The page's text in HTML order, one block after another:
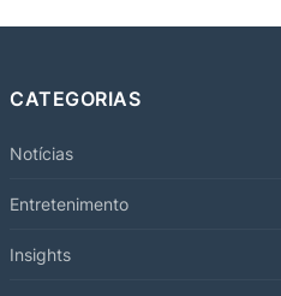
CATEGORIAS
Notícias
Entretenimento
Insights